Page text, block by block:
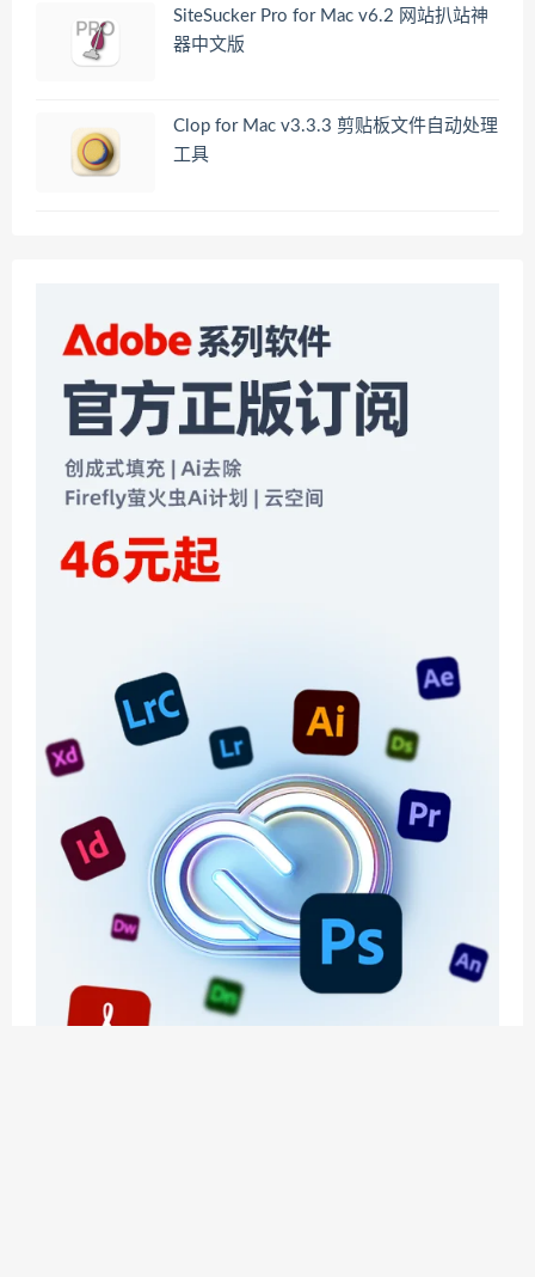
SiteSucker Pro for Mac v6.2 网站扒站神
器中文版
Clop for Mac v3.3.3 剪贴板文件自动处理
工具